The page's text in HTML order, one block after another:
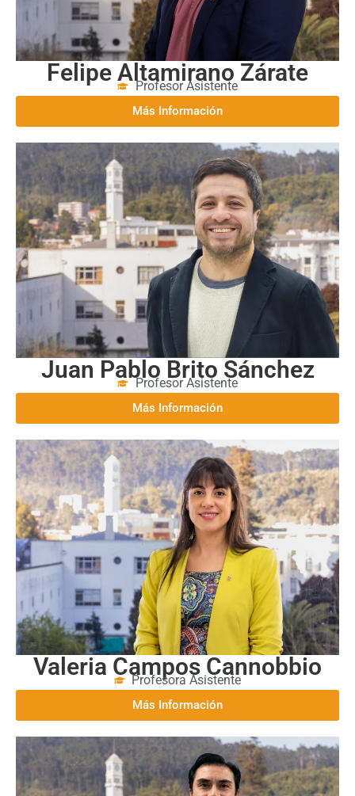
Felipe Altamirano Zárate
Profesor Asistente
Más Información
Juan Pablo Brito Sánchez
Profesor Asistente
Más Información
Valeria Campos Cannobbio
Profesora Asistente
Más Información